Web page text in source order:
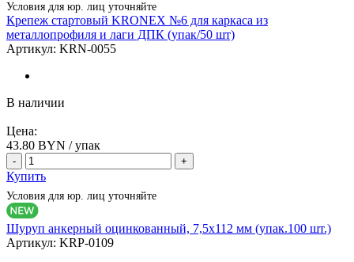
Условия для юр. лиц уточняйте
Крепеж стартовый KRONEX №6 для каркаса из
металлопрофиля и лаги ДПК (упак/50 шт)
Артикул: KRN-0055
В наличии
Цена:
43.80 BYN / упак
- +
Купить
Условия для юр. лиц уточняйте
Шуруп анкерный оцинкованный, 7,5х112 мм (упак.100 шт.)
Артикул: KRP-0109